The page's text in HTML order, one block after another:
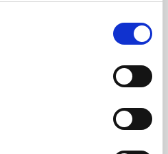
overheen. Maak af met